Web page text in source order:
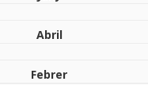
Abril
Febrer